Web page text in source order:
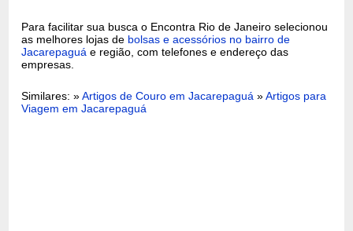
Para facilitar sua busca o Encontra Rio de Janeiro selecionou
as melhores lojas de bolsas e acessórios no bairro de
Jacarepaguá e região, com telefones e endereço das
empresas.
Similares: »Artigos de Couro em Jacarepaguá »Artigos para
Viagem em Jacarepaguá